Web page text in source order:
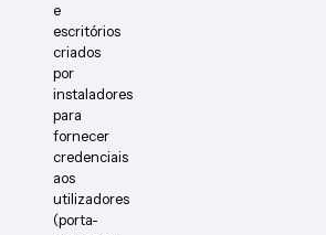
e
escritórios
criados
por
instaladores
para
fornecer
credenciais
aos
utilizadores
(porta-